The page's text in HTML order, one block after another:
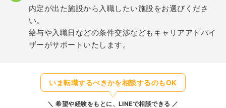
内定が出た施設から入職したい施設をお選びくださ
い。
給与や入職日などの条件交渉などもキャリアアドバイ
ザーがサポートいたします。
いま転職するべきかを相談するのもOK
希望や経験をもとに、LINEで相談できる